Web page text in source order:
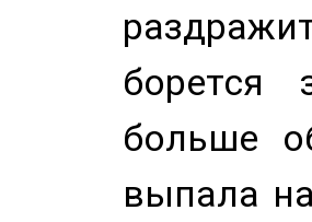
борется
больше
выпала